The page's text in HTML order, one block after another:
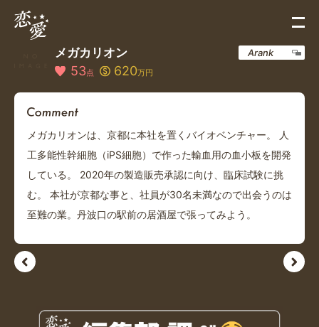
メガカリオン
53点 620万円
Arank
メガカリオンは、京都に本社を置くバイオベンチャー。 人
工多能性幹細胞（iPS細胞）で作った輸血用の血小板を開発
している。 2020年の製造販売承認に向け、臨床試験に挑
む。 本社が京都な事と、社員が30名未満なので出会うのは
至難の業。丹波口の駅前の居酒屋で張ってみよう。